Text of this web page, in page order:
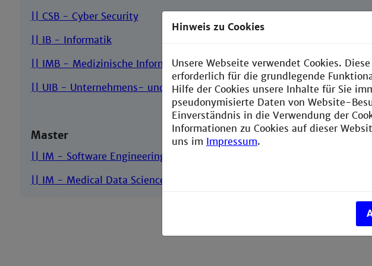
|| CSB - Cyber Security
|| IB - Informatik
|| IMB - Medizinische Informatik
|| UIB - Unternehmens- und Wirtschaftsinformatik
Master
|| IM - Software Engineering
|| IM - Medical Data Science
Hinweis zu Cookies
Unsere Webseite verwendet Cookies.
erforderlich für die grundlegende
Hilfe der Cookies unsere Inhalte für Sie
pseudonymisierte Daten von Website-
Einverständnis in die Verwendung der
Informationen zu Cookies auf dieser
uns im Impressum.